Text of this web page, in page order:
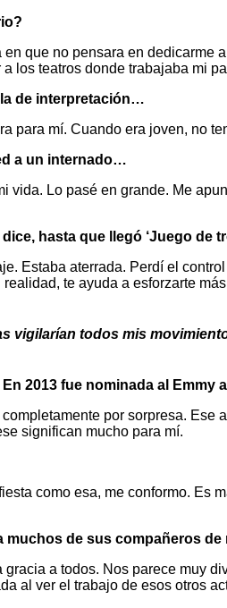
que no pensara en
los teatros donde trabajaba mi
de interpretación…
para mí. Cuando era joven, no
a un internado…
vida. Lo pasé en grande. Me
hasta que llegó ‘Juego
Estaba aterrada. Perdí el
te ayuda a esforzarte
vigilarían todos mis
2013 fue nominada al Emmy
por sorpresa. Ese
significan mucho para mí.
como esa, me conformo. Es
de sus compañeros
a todos. Nos parece muy
al ver el trabajo de esos otros